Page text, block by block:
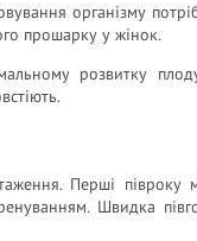
організму
прошарку у жінок.
розвитку
Перші
Швидка